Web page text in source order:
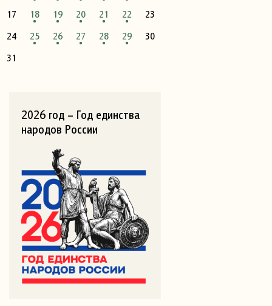
17
18 19 20 21 22
23
24
25 26 27 28 29
30
31
2026 год – Год единства
народов России